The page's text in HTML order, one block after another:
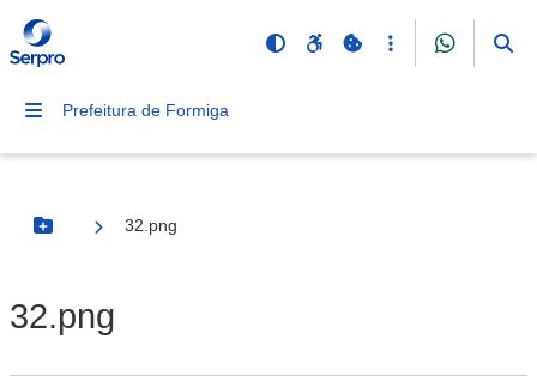
Prefeitura de Formiga
Botão Menu
32.png
32.png